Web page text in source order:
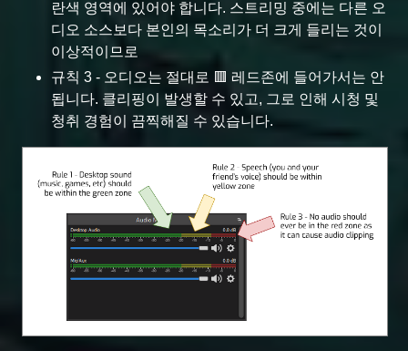
란색 영역에 있어야 합니다. 스트리밍 중에는 다른 오
디오 소스보다 본인의 목소리가 더 크게 들리는 것이
이상적이므로
규칙 3 - 오디오는 절대로 🟥 레드존에 들어가서는 안
됩니다. 클리핑이 발생할 수 있고, 그로 인해 시청 및
청취 경험이 끔찍해질 수 있습니다.